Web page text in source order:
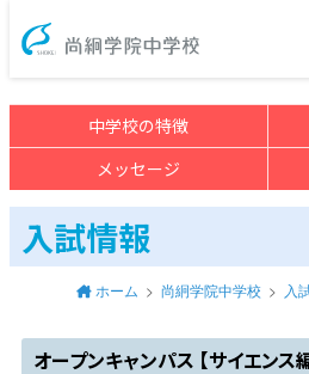
中学校の特徴
メッセージ
入試情報
ホーム 尚絅学院中学校 入
オープンキャンパス 【サイエン